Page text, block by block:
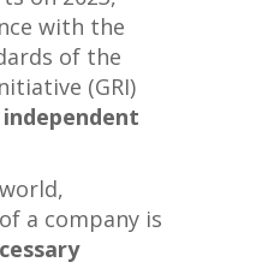
with the
of the
(GRI)
a company is